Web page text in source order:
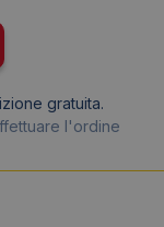
gratuita.
l'ordine